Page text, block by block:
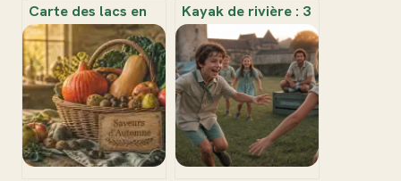
Carte des lacs en
France : guide
complet pour
explorer les plus
beaux sites
Kayak de rivière : 3
types de coques et
l’erreur de volume
qui compromet
votre sécurité